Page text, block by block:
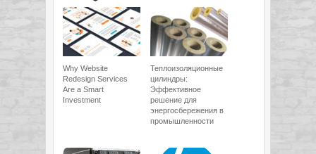
Why Website
Redesign Services
Are a Smart
Investment
Теплоизоляционные
цилиндры:
Эффективное
решение для
энергосбережения в
промышленности